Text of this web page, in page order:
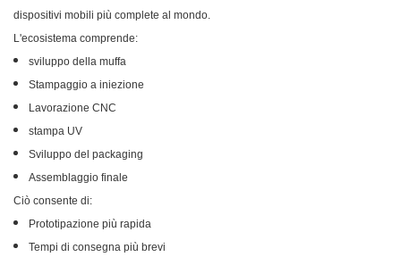
dispositivi mobili più complete al mondo.
L'ecosistema comprende:
sviluppo della muffa
Stampaggio a iniezione
Lavorazione CNC
stampa UV
Sviluppo del packaging
Assemblaggio finale
Ciò consente di:
Prototipazione più rapida
Tempi di consegna più brevi